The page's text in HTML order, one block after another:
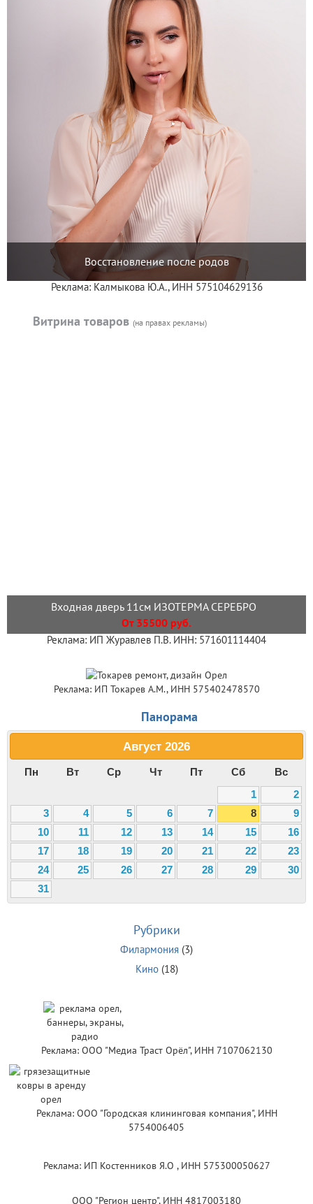
Восстановление после родов
Реклама: Калмыкова Ю.А., ИНН 575104629136
Витрина товаров (на правах рекламы)
Входная дверь 11см ИЗОТЕРМА СЕРЕБРО
От 35500 руб.
Реклама: ИП Журавлев П.В. ИНН: 571601114404
Реклама: ИП Токарев А.М., ИНН 575402478570
Панорама
Август 2026
Пн Вт Ср Чт Пт Сб
Вс
1
2
3
4 5 6 7 8
9
10
11 12 13 14 15
16
17
18 19 20 21 22
23
24
25 26 27 28 29
30
31
Рубрики
Филармония (3)
Кино(18)
Реклама: ООО "Медиа Траст Орёл", ИНН 7107062130
Реклама: ООО "Городская клининговая компания", ИНН
5754006405
Реклама: ИП Костенников Я.О , ИНН 575300050627
ООО "Регион центр", ИНН 4817003180